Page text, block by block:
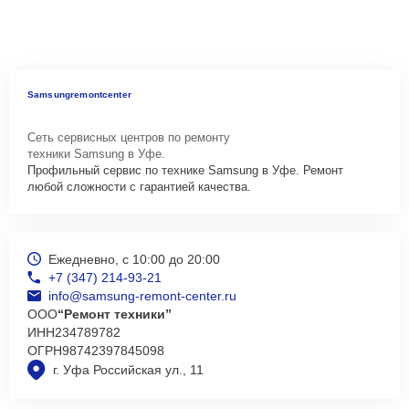
Samsungremontcenter
Сеть сервисных центров по ремонту
техники Samsung в Уфе.
Профильный сервис по технике Samsung в Уфе. Ремонт
любой сложности с гарантией качества.
г. Уфа Российская ул., 11
Ежедневно, с 10:00 до 20:00
+7 (347) 214-93-21
info@samsung-remont-center.ru
ООО“Ремонт техники”
ИНН234789782
ОГРН98742397845098